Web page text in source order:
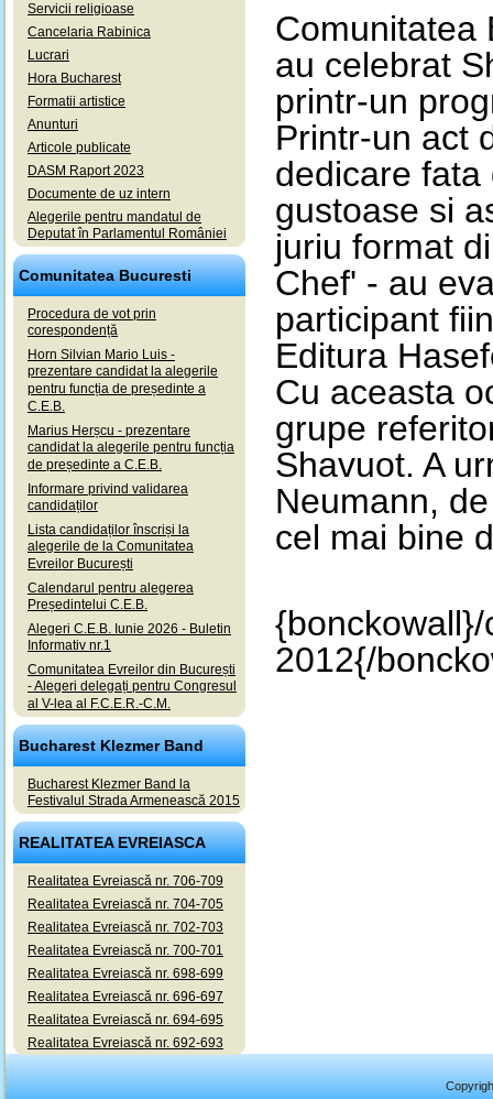
Servicii religioase
Cancelaria Rabinica
Lucrari
Hora Bucharest
Formatii artistice
Anunturi
Articole publicate
DASM Raport 2023
Documente de uz intern
Alegerile pentru mandatul de
Deputat în Parlamentul României
Comunitatea Bucuresti
Procedura de vot prin
corespondență
Horn Silvian Mario Luis -
prezentare candidat la alegerile
pentru funcția de președinte a
C.E.B.
Marius Herșcu - prezentare
candidat la alegerile pentru funcția
de președinte a C.E.B.
Informare privind validarea
candidaților
Lista candidaților înscriși la
alegerile de la Comunitatea
Evreilor București
Calendarul pentru alegerea
Președintelui C.E.B.
Alegeri C.E.B. Iunie 2026 - Buletin
Informativ nr.1
Comunitatea Evreilor din București
- Alegeri delegați pentru Congresul
al V-lea al F.C.E.R.-C.M.
Bucharest Klezmer Band
Bucharest Klezmer Band la
Festivalul Strada Armenească 2015
REALITATEA EVREIASCA
Realitatea Evreiască nr. 706-709
Realitatea Evreiască nr. 704-705
Realitatea Evreiască nr. 702-703
Realitatea Evreiască nr. 700-701
Realitatea Evreiască nr. 698-699
Realitatea Evreiască nr. 696-697
Realitatea Evreiască nr. 694-695
Realitatea Evreiască nr. 692-693
Comunitatea
au celebrat
printr-un
Printr-un act
dedicare
gustoase si
juriu format
Chef' - au
participant
Editura
Cu aceasta
grupe
Shavuot. A
Neumann,
cel mai bine
2012{/